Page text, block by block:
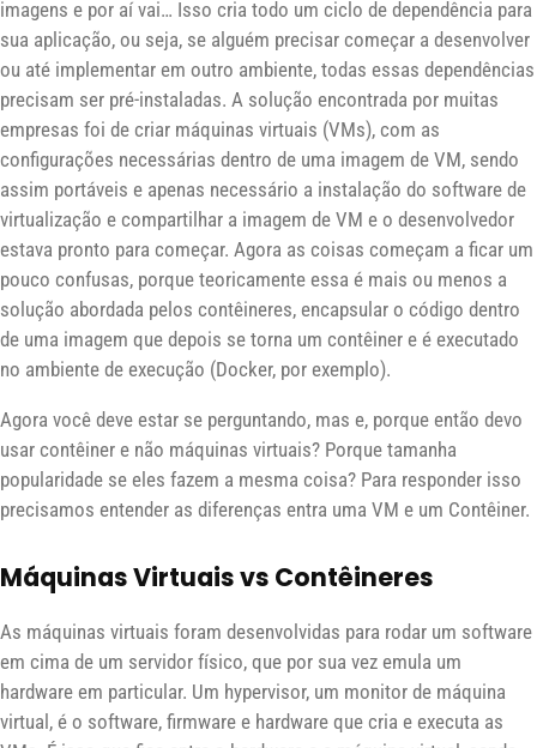
imagens e por aí vai… Isso cria todo um ciclo de dependência para
sua aplicação, ou seja, se alguém precisar começar a desenvolver
ou até implementar em outro ambiente, todas essas dependências
precisam ser pré-instaladas. A solução encontrada por muitas
empresas foi de criar máquinas virtuais (VMs), com as
configurações necessárias dentro de uma imagem de VM, sendo
assim portáveis e apenas necessário a instalação do software de
virtualização e compartilhar a imagem de VM e o desenvolvedor
estava pronto para começar. Agora as coisas começam a ficar um
pouco confusas, porque teoricamente essa é mais ou menos a
solução abordada pelos contêineres, encapsular o código dentro
de uma imagem que depois se torna um contêiner e é executado
no ambiente de execução (Docker, por exemplo).
Agora você deve estar se perguntando, mas e, porque então devo
usar contêiner e não máquinas virtuais? Porque tamanha
popularidade se eles fazem a mesma coisa? Para responder isso
precisamos entender as diferenças entra uma VM e um Contêiner.
Máquinas Virtuais vs Contêineres
As máquinas virtuais foram desenvolvidas para rodar um software
em cima de um servidor físico, que por sua vez emula um
hardware em particular. Um hypervisor, um monitor de máquina
virtual, é o software, firmware e hardware que cria e executa as